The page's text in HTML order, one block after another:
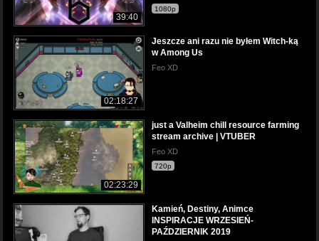
39:40
1080p
02:18:27
Jeszcze ani razu nie byłem Witch-ką
w Among Us
Feo XD
02:23:29
just a Valheim chill resource farming
stream archive | VTUBER
Feo XD
720p
Kamień, Destiny, Animce
INSPIRACJE WRZESIEŃ-
PAŹDZIERNIK 2019